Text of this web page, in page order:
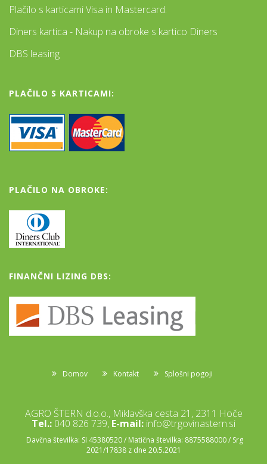
Plačilo s karticami Visa in Mastercard.
Diners kartica - Nakup na obroke s kartico Diners
DBS leasing
PLAČILO S KARTICAMI:
PLAČILO NA OBROKE:
FINANČNI LIZING DBS:
Domov Kontakt Splošni pogoji
AGRO ŠTERN d.o.o., Miklavška cesta 21, 2311 Hoče
Tel.: 040 826 739, E-mail: info@trgovinastern.si
Davčna številka: SI 45380520 / Matična številka: 8875588000 / Srg
2021/17838 z dne 20.5.2021